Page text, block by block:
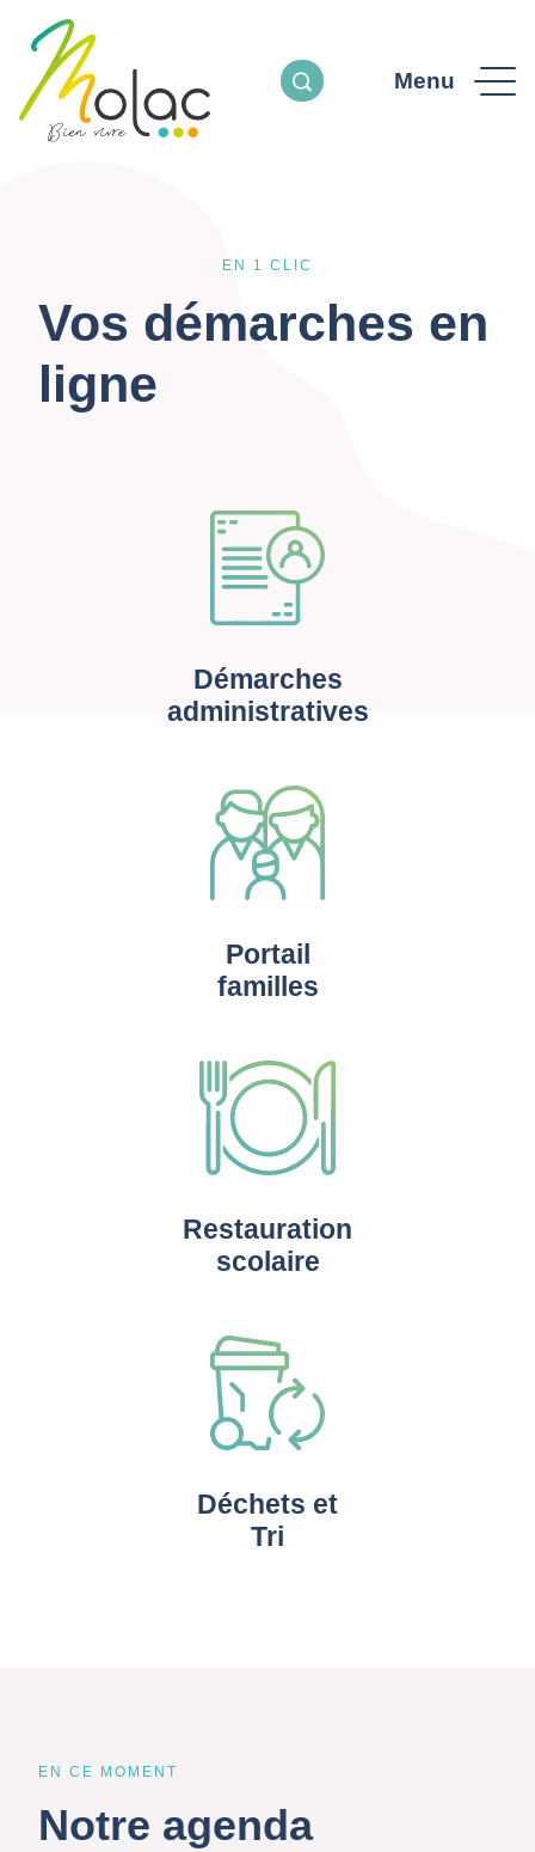
Menu
EN 1 CLIC
Vos démarches en
ligne
Démarches
administratives
Portail
familles
Restauration
scolaire
Déchets et
Tri
EN CE MOMENT
Notre agenda